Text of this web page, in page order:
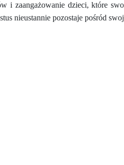
i zaangażowanie dzieci, które
nieustannie pozostaje pośród